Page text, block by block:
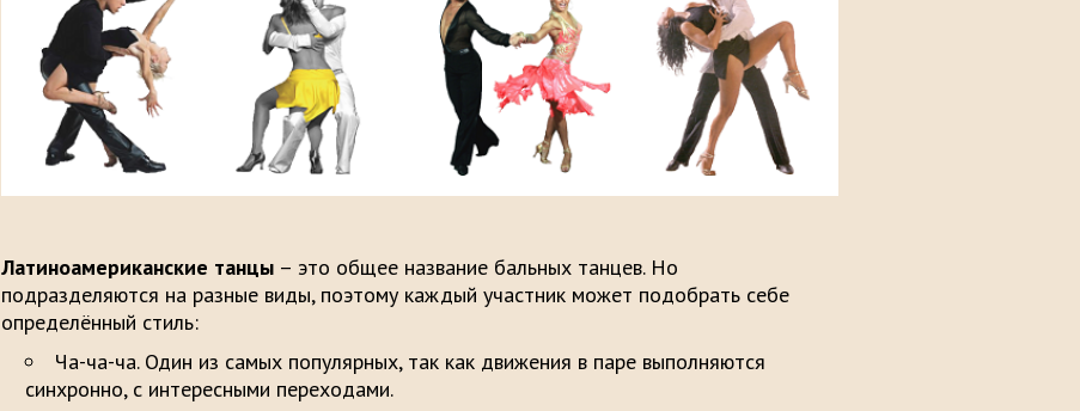
Латиноамериканские танцы – это общее название бальных танцев. Но
подразделяются на разные виды, поэтому каждый участник может подобрать себе
определённый стиль:
Ча-ча-ча. Один из самых популярных, так как движения в паре выполняются
синхронно, с интересными переходами.​